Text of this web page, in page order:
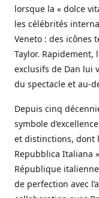
lorsque la « dolce
les célébrités
Veneto : des icônes
Taylor. Rapidement,
exclusifs de Dan lui
du spectacle et au-
Depuis cinq
symbole
et distinctions, dont
Repubblica Italiana
République
de perfection avec